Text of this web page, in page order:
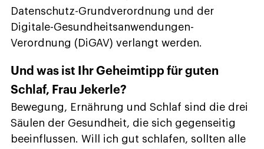
Datenschutz-Grundverordnung und der
Digitale-Gesundheitsanwendungen-
Verordnung (DiGAV) verlangt werden.
Und was ist Ihr Geheimtipp für guten
Schlaf, Frau Jekerle?
Bewegung, Ernährung und Schlaf sind die drei
Säulen der Gesundheit, die sich gegenseitig
beeinflussen. Will ich gut schlafen, sollten alle